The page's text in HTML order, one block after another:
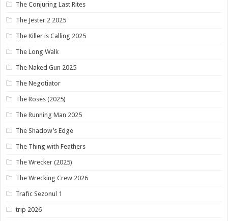
The Conjuring Last Rites
The Jester 2 2025
The Killer is Calling 2025
The Long Walk
The Naked Gun 2025
The Negotiator
The Roses (2025)
The Running Man 2025
The Shadow’s Edge
The Thing with Feathers
The Wrecker (2025)
The Wrecking Crew 2026
Trafic Sezonul 1
trip 2026